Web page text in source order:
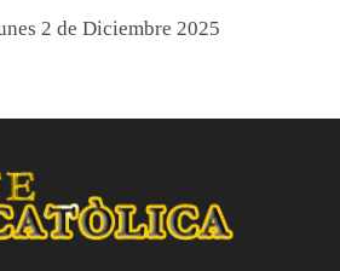
2 de Diciembre 2025